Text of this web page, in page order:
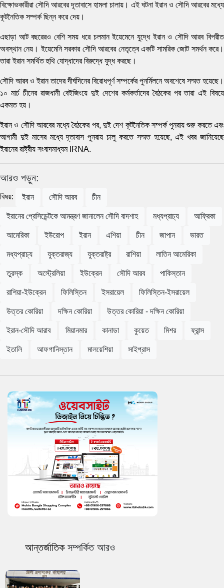
বিক্ষোভকারীরা সৌদি আরবের দূতাবাসে হামলা চালায়। এই ঘটনা ইরান ও সৌদি আরবের মধ্যে
কূটনৈতিক সম্পর্ক ছিন্ন করে দেয়।
এছাড়া আট বছরেরও বেশি সময় ধরে চলমান ইয়েমেনে যুদ্ধে ইরান ও সৌদি আরব বিপরীত
অবস্থান নেয়। ইয়েমেনি সরকার সৌদি আরবের নেতৃত্বে একটি সামরিক জোট সমর্থন করে।
তারা ইরান সমর্থিত হুথি যোদ্ধাদের বিরুদ্ধে যুদ্ধ করছে।
সৌদি আরব ও ইরান তাদের দীর্ঘদিনের বিরোধপূর্ণ সম্পর্কের পুনর্মিলনে অবশেষে সম্মত হয়েছে।
১০ মার্চ চীনের রাজধানী বেইজিংয়ে দুই দেশের কর্মকর্তাদের বৈঠকের পর তারা এই বিষয়ে
একমত হয়।
ইরান ও সৌদি আরবের মধ্যে বৈঠকের পর, দুই দেশ কূটনৈতিক সম্পর্ক পুনরায় শুরু করতে এবং
আগামী দুই মাসের মধ্যে দূতাবাস পুনরায় চালু করতে সম্মত হয়েছে, এই খবর জানিয়েছে
ইরানের রাষ্ট্রীয় সংবাদমাধ্যম IRNA.
আরও পড়ুন:
বিষয়: ইরান সৌদি আরব চীন
ইরানের প্রেসিডেন্টকে আমন্ত্রণ জানালেন সৌদি বাদশাহ মধ্যপ্রাচ্য আফ্রিকা
আমেরিকা ইউরোপ ইরান এশিয়া চীন জাপান ভারত
মধ্যপ্রাচ্য যুক্তরাজ্য যুক্তরাষ্ট্র রাশিয়া লাতিন আমেরিকা
তুরস্ক অস্ট্রেলিয়া ইউক্রেন সৌদি আরব পাকিস্তান
রাশিয়া-ইউক্রেন ফিলিস্তিন ইসরায়েল ফিলিস্তিন-ইসরায়েল
উত্তর কোরিয়া দক্ষিন কোরিয়া উত্তর কোরিয়া - দক্ষিন কোরিয়া
ইরান-সৌদি আরাব মিয়ানমার কানাডা কুয়েত মিশর ফ্রান্স
ইতালি আফগানিস্তান মালয়েশিয়া সাইপ্রাস
আন্তর্জাতিকসম্পর্কিত আরও